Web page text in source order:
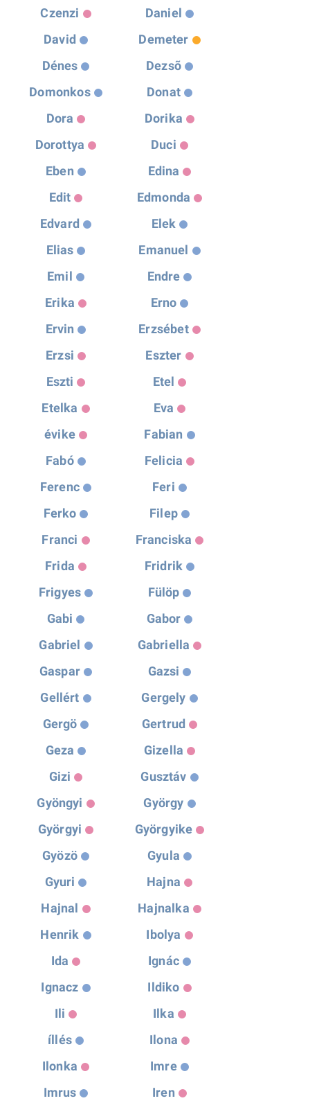
Czenzi
Daniel
David
Demeter
Dénes
Dezsõ
Domonkos
Donat
Dora
Dorika
Dorottya
Duci
Eben
Edina
Edit
Edmonda
Edvard
Elek
Elias
Emanuel
Emil
Endre
Erika
Erno
Ervin
Erzsébet
Erzsi
Eszter
Eszti
Etel
Etelka
Eva
évike
Fabian
Fabó
Felicia
Ferenc
Feri
Ferko
Filep
Franci
Franciska
Frida
Fridrik
Frigyes
Fülöp
Gabi
Gabor
Gabriel
Gabriella
Gaspar
Gazsi
Gellért
Gergely
Gergö
Gertrud
Geza
Gizella
Gizi
Gusztáv
Gyöngyi
György
Györgyi
Györgyike
Gyözö
Gyula
Gyuri
Hajna
Hajnal
Hajnalka
Henrik
Ibolya
Ida
Ignác
Ignacz
Ildiko
Ili
Ilka
íllés
Ilona
Ilonka
Imre
Imrus
Iren